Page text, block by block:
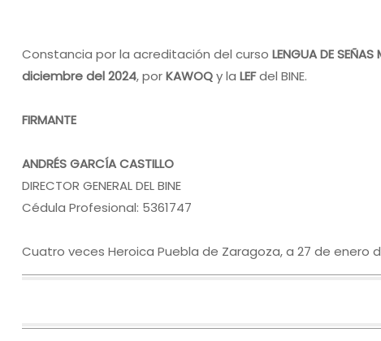
Constancia por la acreditación del curso LENGUA DE SEÑAS
diciembre del 2024, porKAWOQy la LEFdel BINE.
FIRMANTE
ANDRÉS GARCÍA CASTILLO
DIRECTOR GENERAL DEL BINE
Cédula Profesional: 5361747
Cuatro veces Heroica Puebla de Zaragoza, a 27 de enero